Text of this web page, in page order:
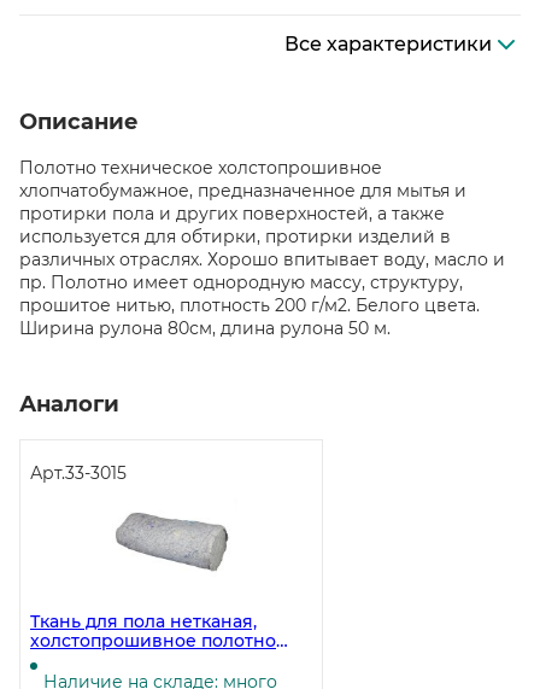
Все характеристики
Описание
Полотно техническое холстопрошивное
хлопчатобумажное, предназначенное для мытья и
протирки пола и других поверхностей, а также
используется для обтирки, протирки изделий в
различных отраслях. Хорошо впитывает воду, масло и
пр. Полотно имеет однородную массу, структуру,
прошитое нитью, плотность 200 г/м2. Белого цвета.
Ширина рулона 80см, длина рулона 50 м.
Аналоги
Арт.33-3015
Ткань для пола нетканая,
холстопрошивное полотно
серое, плотность 200 г/м2,
ширина 80 см, 50 м в рулоне
Наличие на складе: много